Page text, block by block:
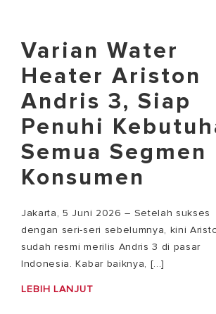
Varian Water
Heater Ariston
Andris 3, Siap
Penuhi
Semua Segmen
Konsumen
Jakarta, 5 Juni 2026 – Setelah sukses
dengan seri-seri sebelumnya, kini
sudah resmi merilis Andris 3 di pasar
Indonesia. Kabar baiknya, [...]
LEBIH LANJUT